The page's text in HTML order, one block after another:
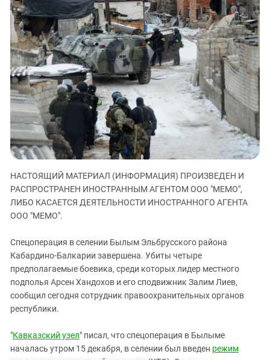
ЗАСТАВЛЯЕТ
КАВКАЗ ЗА ПАЛЕСТИНУ
ИНАКОМЫСЛИЕ В ЧЕЧНЕ
ПРЕСЛЕДОВАНИЕ АКТИВИСТОВ
МОБИЛИЗАЦИЯ И ПРОТЕСТЫ
Дагестан
Ингушетия
Кабардино-Балкария
Калмыкия
Карачаево-Черкесия
Краснодарский край
Нагорный Карабах
Российская Федерация
Ростовская область
Северная Осетия - Алания
СКФО
Ставропольский край
Южная Осетия
Южный Кавказ
ЮФО
НАСТОЯЩИЙ МАТЕРИАЛ (ИНФОРМАЦИЯ) ПРОИЗВЕДЕН И
РАСПРОСТРАНЕН ИНОСТРАННЫМ АГЕНТОМ ООО "МЕМО",
ЛИБО КАСАЕТСЯ ДЕЯТЕЛЬНОСТИ ИНОСТРАННОГО АГЕНТА
ООО "МЕМО".
Спецоперация в селении Былым Эльбрусского района
Кабардино-Балкарии завершена. Убиты четыре
предполагаемые боевика, среди которых лидер местного
подполья Арсен Хандохов и его сподвижник Залим Лиев,
сообщил сегодня сотрудник правоохранительных органов
республики.
"Кавказский узел" писал, что спецоперация в Былыме
началась утром 15 декабря, в селении был введен режим